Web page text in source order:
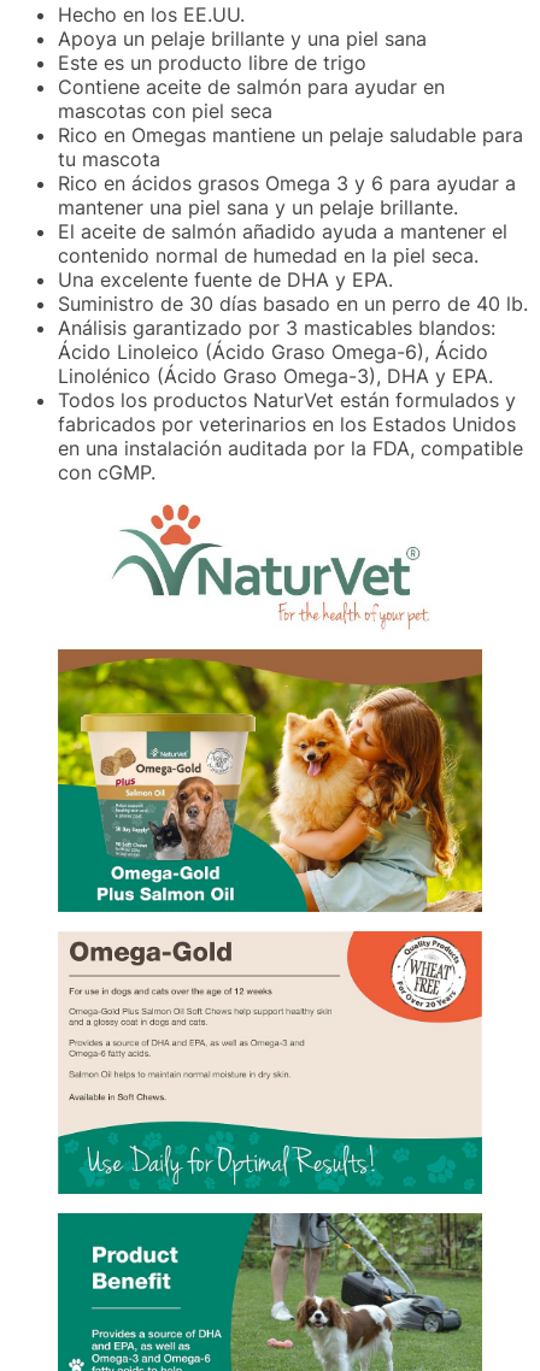
Hecho en los EE.UU.
Apoya un pelaje brillante y una piel sana
Este es un producto libre de trigo
Contiene aceite de salmón para ayudar en
mascotas con piel seca
Rico en Omegas mantiene un pelaje saludable para
tu mascota
Rico en ácidos grasos Omega 3 y 6 para ayudar a
mantener una piel sana y un pelaje brillante.
El aceite de salmón añadido ayuda a mantener el
contenido normal de humedad en la piel seca.
Una excelente fuente de DHA y EPA.
Suministro de 30 días basado en un perro de 40 lb.
Análisis garantizado por 3 masticables blandos:
Ácido Linoleico (Ácido Graso Omega-6), Ácido
Linolénico (Ácido Graso Omega-3), DHA y EPA.
Todos los productos NaturVet están formulados y
fabricados por veterinarios en los Estados Unidos
en una instalación auditada por la FDA, compatible
con cGMP.